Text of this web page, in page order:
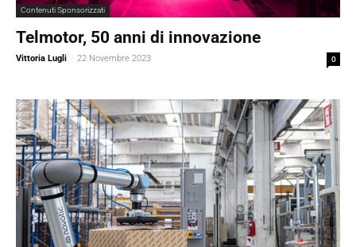
Contenuti Sponsorizzati
Telmotor, 50 anni di innovazione
Vittoria Lugli - 22 Novembre 2023 0